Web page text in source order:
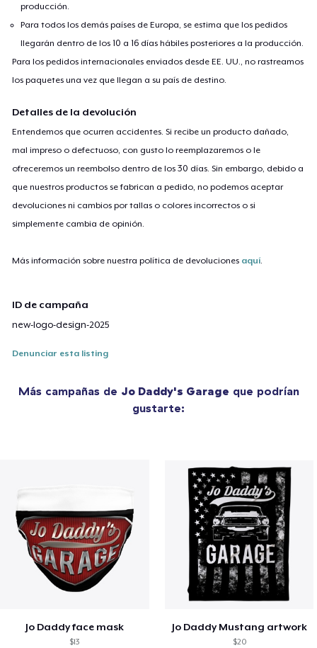
producción.
Para todos los demás países de Europa, se estima que los pedidos
llegarán dentro de los 10 a 16 días hábiles posteriores a la producción.
Para los pedidos internacionales enviados desde EE. UU., no rastreamos
los paquetes una vez que llegan a su país de destino.
Detalles de la devolución
Entendemos que ocurren accidentes. Si recibe un producto dañado,
mal impreso o defectuoso, con gusto lo reemplazaremos o le
ofreceremos un reembolso dentro de los 30 días. Sin embargo, debido a
que nuestros productos se fabrican a pedido, no podemos aceptar
devoluciones ni cambios por tallas o colores incorrectos o si
simplemente cambia de opinión.
Más información sobre nuestra política de devoluciones aquí
ID de campaña
new-logo-design-2025
Denunciar esta listing
Más campañas de Jo Daddy's Garage que podrían
gustarte:
Jo Daddy face mask
$13
Jo Daddy Mustang artwork
$20